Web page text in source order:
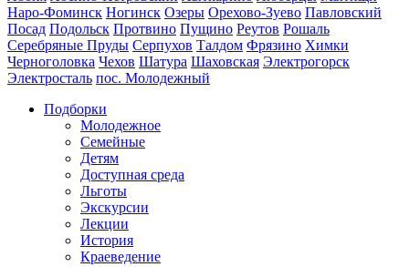
Наро-Фоминск Ногинск Озеры Орехово-Зуево Павловский
Посад Подольск Протвино Пущино Реутов Рошаль
Серебряные Пруды Серпухов Талдом Фрязино Химки
Черноголовка Чехов Шатура Шаховская Электрогорск
Электросталь пос. Молодежный
Подборки
Молодежное
Семейные
Детям
Доступная среда
Льготы
Экскурсии
Лекции
История
Краеведение